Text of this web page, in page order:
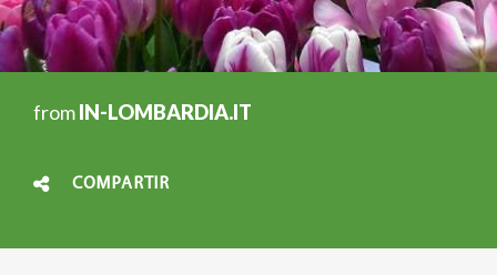
fromIN-LOMBARDIA.IT
COMPARTIR